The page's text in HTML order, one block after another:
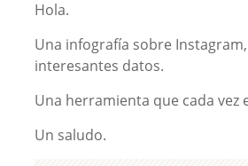
Hola.
Una infografía sobre
interesantes datos.
Una herramienta que cada vez
Un saludo.